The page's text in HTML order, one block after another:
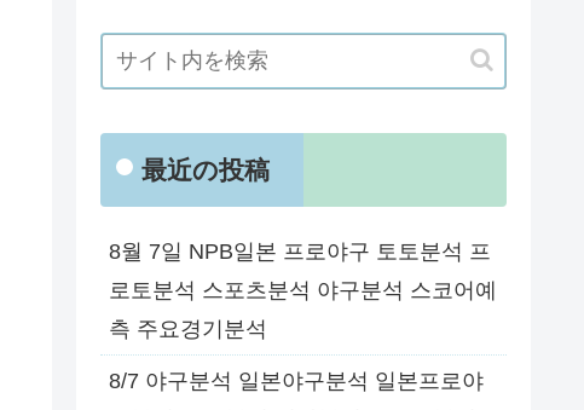
最近の投稿
8월 7일 NPB일본 프로야구 토토분석 프
로토분석 스포츠분석 야구분석 스코어예
측 주요경기분석
8/7 야구분석 일본야구분석 일본프로야